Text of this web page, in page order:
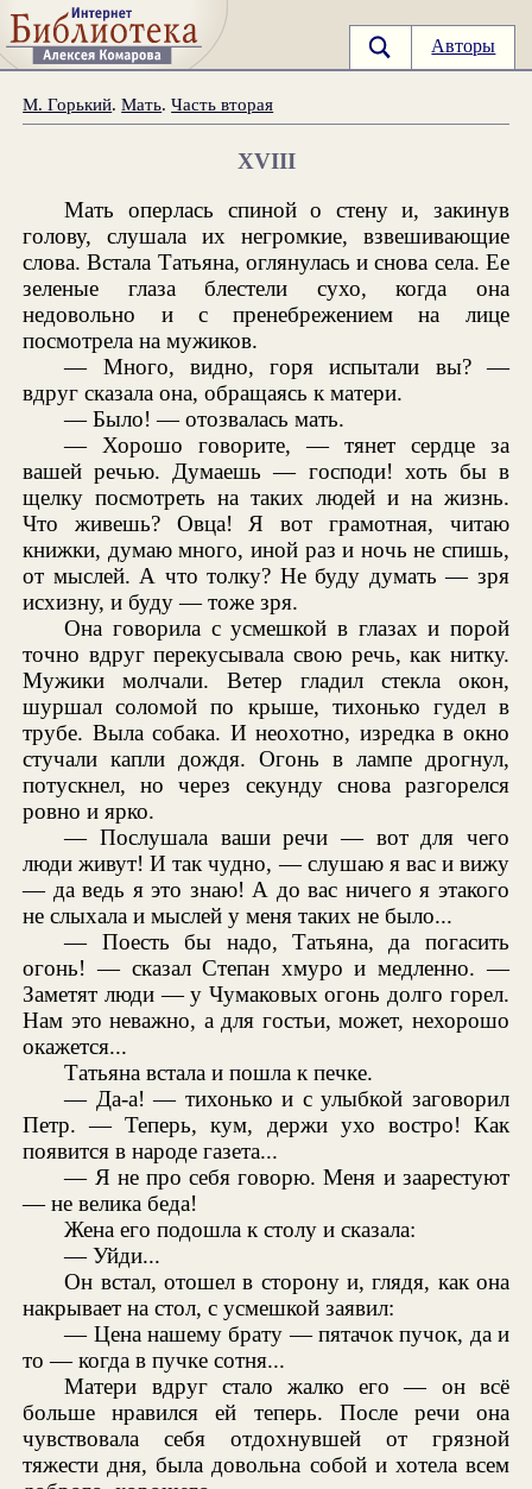
Авторы
М. Горький.Мать.Часть вторая
XVIII
Мать оперлась спиной о стену и, закинув
голову, слушала их негромкие, взвешивающие
слова. Встала Татьяна, оглянулась и снова села. Ее
зеленые глаза блестели сухо, когда она
недовольно и с пренебрежением на лице
посмотрела на мужиков.
— Много, видно, горя испытали вы? —
вдруг сказала она, обращаясь к матери.
— Было! — отозвалась мать.
— Хорошо говорите, — тянет сердце за
вашей речью. Думаешь — господи! хоть бы в
щелку посмотреть на таких людей и на жизнь.
Что живешь? Овца! Я вот грамотная, читаю
книжки, думаю много, иной раз и ночь не спишь,
от мыслей. А что толку? Не буду думать — зря
исхизну, и буду — тоже зря.
Она говорила с усмешкой в глазах и порой
точно вдруг перекусывала свою речь, как нитку.
Мужики молчали. Ветер гладил стекла окон,
шуршал соломой по крыше, тихонько гудел в
трубе. Выла собака. И неохотно, изредка в окно
стучали капли дождя. Огонь в лампе дрогнул,
потускнел, но через секунду снова разгорелся
ровно и ярко.
— Послушала ваши речи — вот для чего
люди живут! И так чудно, — слушаю я вас и вижу
— да ведь я это знаю! А до вас ничего я этакого
не слыхала и мыслей у меня таких не было...
— Поесть бы надо, Татьяна, да погасить
огонь! — сказал Степан хмуро и медленно. —
Заметят люди — у Чумаковых огонь долго горел.
Нам это неважно, а для гостьи, может, нехорошо
окажется...
Татьяна встала и пошла к печке.
— Да-а! — тихонько и с улыбкой заговорил
Петр. — Теперь, кум, держи ухо востро! Как
появится в народе газета...
— Я не про себя говорю. Меня и заарестуют
— не велика беда!
Жена его подошла к столу и сказала:
— Уйди...
Он встал, отошел в сторону и, глядя, как она
накрывает на стол, с усмешкой заявил:
— Цена нашему брату — пятачок пучок, да и
то — когда в пучке сотня...
Матери вдруг стало жалко его — он всё
больше нравился ей теперь. После речи она
чувствовала себя отдохнувшей от грязной
тяжести дня, была довольна собой и хотела всем